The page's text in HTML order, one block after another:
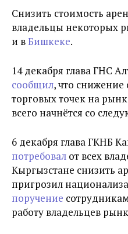
Снизить стоимость
владельцы некоторых
и вБишкеке.
14 декабря глава ГНС
сообщил, что
торговых точек на
всего начнётся со
6 декабря глава ГКНБ
потребовал от всех
Кыргызстане снизить
пригрозил
поручение
работу владельцев